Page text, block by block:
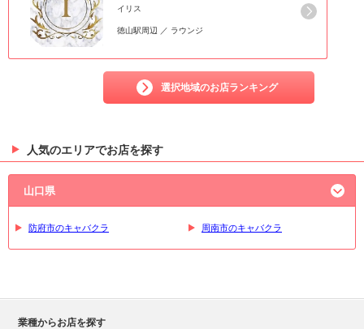
イリス
徳山駅周辺 ／ ラウンジ
選択地域のお店ランキング
人気のエリアでお店を探す
山口県
防府市のキャバクラ 周南市のキャバクラ
業種からお店を探す